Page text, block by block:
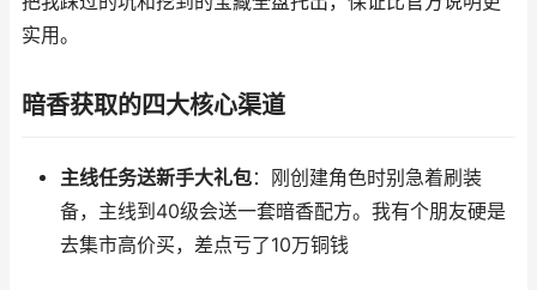
实用。
暗香获取的四大核心渠道
主线任务送新手大礼包：刚创建角色时别急着刷装
备，主线到40级会送一套暗香配方。我有个朋友硬是
去集市高价买，差点亏了10万铜钱